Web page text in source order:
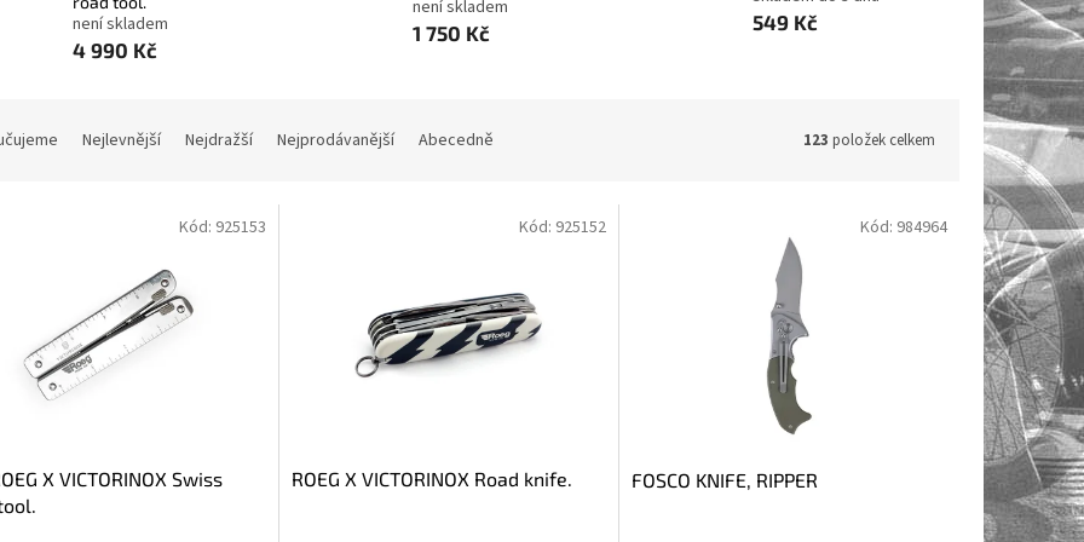
není skladem
4 990 Kč
není skladem
1 750 Kč
549 Kč
Nejlevnější Nejdražší Nejprodávanější Abecedně 123 položek celkem
X VICTORINOX Swiss
Kód: 925153
ROEG X VICTORINOX Road knife.
Kód: 925152
FOSCO KNIFE, RIPPER
Kód: 984964